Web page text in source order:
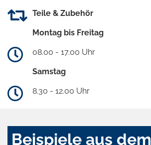
Teile & Zubehör
Montag bis Freitag
08.00 - 17.00 Uhr
Samstag
8.30 - 12.00 Uhr
Beispiele aus dem